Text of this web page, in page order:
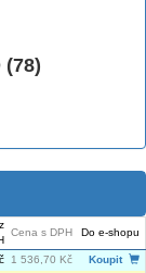
(78)
Cena s DPH Do e-shopu
1 536,70 Kč
Koupit